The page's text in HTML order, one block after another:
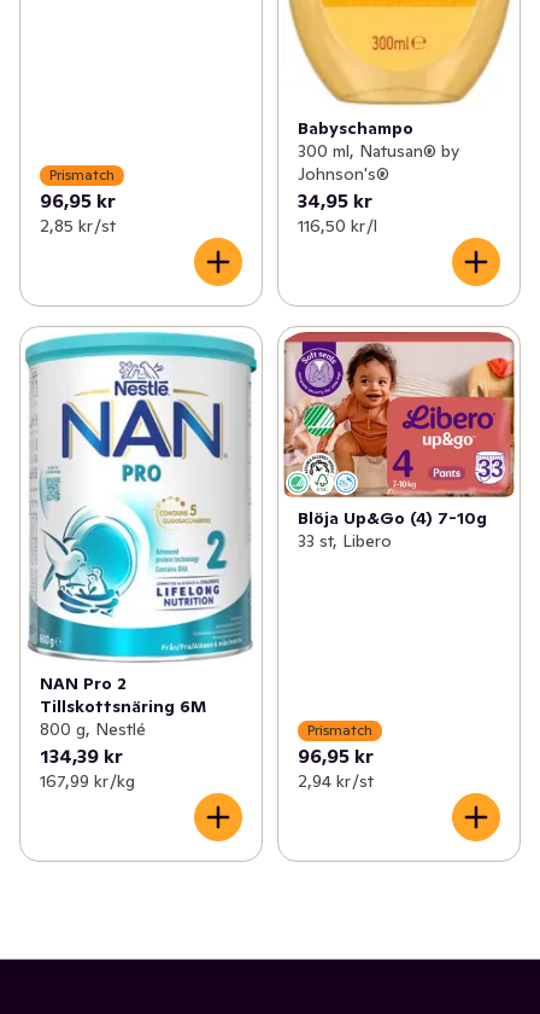
Prismatch
96,95 kr
2,85 kr /st
Babyschampo
300 ml, Natusan® by
Johnson's®
34,95 kr
116,50 kr /l
NAN Pro 2
Tillskottsnäring 6M
800 g, Nestlé
134,39 kr
167,99 kr /kg
Blöja Up&Go (4) 7-10g
33 st, Libero
Prismatch
96,95 kr
2,94 kr /st